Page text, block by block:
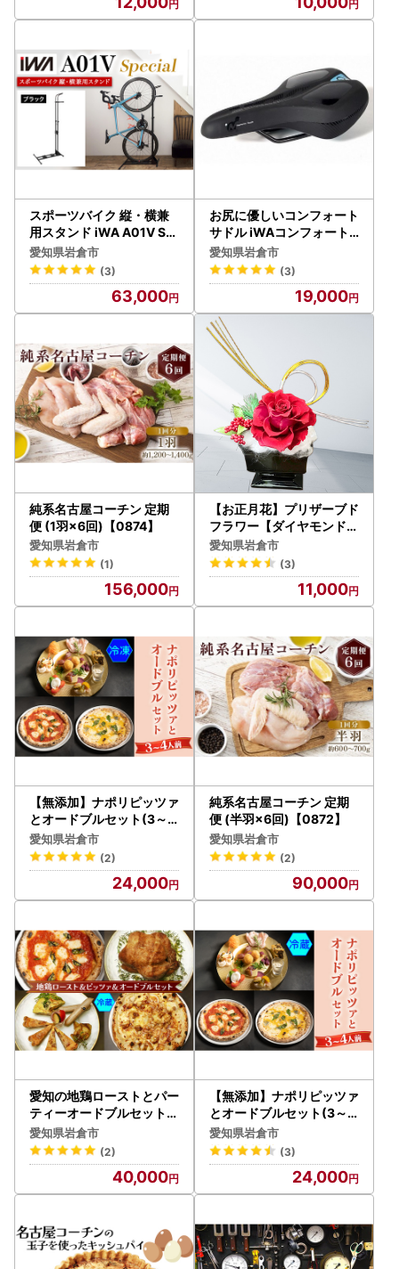
スポーツバイク 縦・横兼
用スタンド iWA A01V Sp
ecial ブラック【0415】
愛知県岩倉市
(3)
63,000
お尻に優しいコンフォート
サドル iWAコンフォート
プラス D102【0407】
愛知県岩倉市
(3)
19,000
純系名古屋コーチン 定期
便 (1羽×6回)【0874】
愛知県岩倉市
(1)
156,000
【お正月花】プリザーブド
フラワー【ダイヤモンドロ
ーズ】(体験型)【0508】
愛知県岩倉市
(3)
11,000
【無添加】ナポリピッツァ
とオードブルセット(3～4
人前)冷凍【0559】
愛知県岩倉市
(2)
24,000
純系名古屋コーチン 定期
便 (半羽×6回)【0872】
愛知県岩倉市
(2)
90,000
愛知の地鶏ローストとパー
ティーオードブルセット(
冷蔵) [0134]
愛知県岩倉市
(2)
40,000
【無添加】ナポリピッツァ
とオードブルセット(3～4
人前)冷蔵【0558】
愛知県岩倉市
(3)
24,000